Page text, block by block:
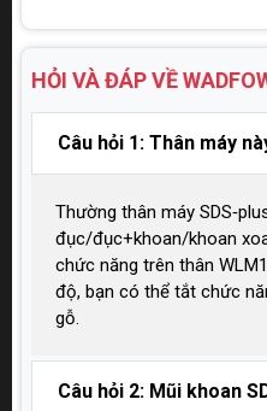
HỎI VÀ ĐÁP VỀ
Câu hỏi 1: Thân máy
Thường thân máy
đục/đục+khoan/khoan
chức năng trên thân
độ, bạn có thể tắt chức
gỗ.
Câu hỏi 2: Mũi khoan